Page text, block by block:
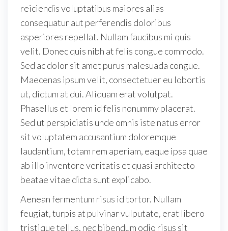
reiciendis voluptatibus maiores alias
consequatur aut perferendis doloribus
asperiores repellat. Nullam faucibus mi quis
velit. Donec quis nibh at felis congue commodo.
Sed ac dolor sit amet purus malesuada congue.
Maecenas ipsum velit, consectetuer eu lobortis
ut, dictum at dui. Aliquam erat volutpat.
Phasellus et lorem id felis nonummy placerat.
Sed ut perspiciatis unde omnis iste natus error
sit voluptatem accusantium doloremque
laudantium, totam rem aperiam, eaque ipsa quae
ab illo inventore veritatis et quasi architecto
beatae vitae dicta sunt explicabo.
Aenean fermentum risus id tortor. Nullam
feugiat, turpis at pulvinar vulputate, erat libero
tristique tellus, nec bibendum odio risus sit